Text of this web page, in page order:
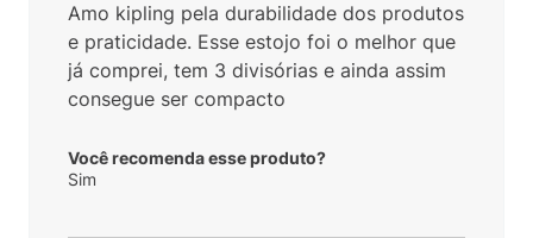
Amo kipling pela durabilidade dos produtos
e praticidade. Esse estojo foi o melhor que
já comprei, tem 3 divisórias e ainda assim
consegue ser compacto
Você recomenda esse produto?
Sim